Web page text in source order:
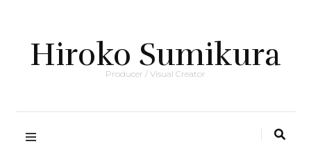
Hiroko Sumikura
Producer / Visual Creator